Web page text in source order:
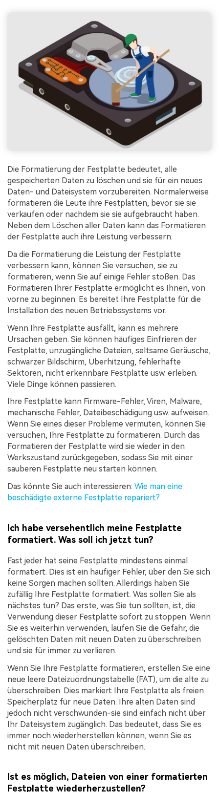
Die Formatierung der Festplatte bedeutet, alle
gespeicherten Daten zu löschen und sie für ein neues
Daten- und Dateisystem vorzubereiten. Normalerweise
formatieren die Leute ihre Festplatten, bevor sie sie
verkaufen oder nachdem sie sie aufgebraucht haben.
Neben dem Löschen aller Daten kann das Formatieren
der Festplatte auch ihre Leistung verbessern.
Da die Formatierung die Leistung der Festplatte
verbessern kann, können Sie versuchen, sie zu
formatieren, wenn Sie auf einige Fehler stoßen. Das
Formatieren Ihrer Festplatte ermöglicht es Ihnen, von
vorne zu beginnen. Es bereitet Ihre Festplatte für die
Installation des neuen Betriebssystems vor.
Wenn Ihre Festplatte ausfällt, kann es mehrere
Ursachen geben. Sie können häufiges Einfrieren der
Festplatte, unzugängliche Dateien, seltsame Geräusche,
schwarzer Bildschirm, Überhitzung, fehlerhafte
Sektoren, nicht erkennbare Festplatte usw. erleben.
Viele Dinge können passieren.
Ihre Festplatte kann Firmware-Fehler, Viren, Malware,
mechanische Fehler, Dateibeschädigung usw. aufweisen.
Wenn Sie eines dieser Probleme vermuten, können Sie
versuchen, Ihre Festplatte zu formatieren. Durch das
Formatieren der Festplatte wird sie wieder in den
Werkszustand zurückgegeben, sodass Sie mit einer
sauberen Festplatte neu starten können.
Das könnte Sie auch interessieren: Wie man eine
beschädigte externe Festplatte repariert?
Ich habe versehentlich meine Festplatte
formatiert. Was soll ich jetzt tun?
Fast jeder hat seine Festplatte mindestens einmal
formatiert. Dies ist ein häufiger Fehler, über den Sie sich
keine Sorgen machen sollten. Allerdings haben Sie
zufällig Ihre Festplatte formatiert. Was sollen Sie als
nächstes tun? Das erste, was Sie tun sollten, ist, die
Verwendung dieser Festplatte sofort zu stoppen. Wenn
Sie es weiterhin verwenden, laufen Sie die Gefahr, die
gelöschten Daten mit neuen Daten zu überschreiben
und sie für immer zu verlieren.
Wenn Sie Ihre Festplatte formatieren, erstellen Sie eine
neue leere Dateizuordnungstabelle (FAT), um die alte zu
überschreiben. Dies markiert Ihre Festplatte als freien
Speicherplatz für neue Daten. Ihre alten Daten sind
jedoch nicht verschwunden-sie sind einfach nicht über
Ihr Dateisystem zugänglich. Das bedeutet, dass Sie es
immer noch wiederherstellen können, wenn Sie es
nicht mit neuen Daten überschreiben.
Ist es möglich, Dateien von einer formatierten
Festplatte wiederherzustellen?